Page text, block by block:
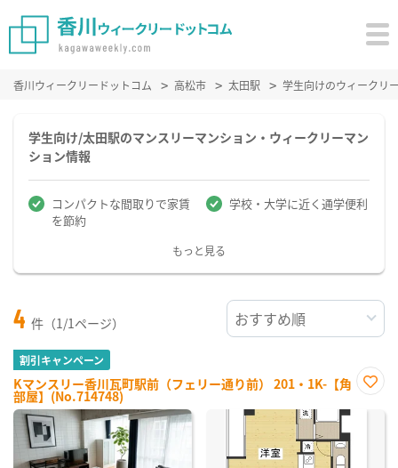
香川ウィークリードットコム 高松市 太田駅 学生向けのウィークリ
学生向け/太田駅のマンスリーマンション・ウィークリーマン
ション情報
コンパクトな間取りで家賃
を節約
学校・大学に近く通学便利
もっと見る
4 件（1/1ページ）
割引キャンペーン
Kマンスリー香川瓦町駅前（フェリー通り前） 201・1K-【角
部屋】(No.714748)
に入